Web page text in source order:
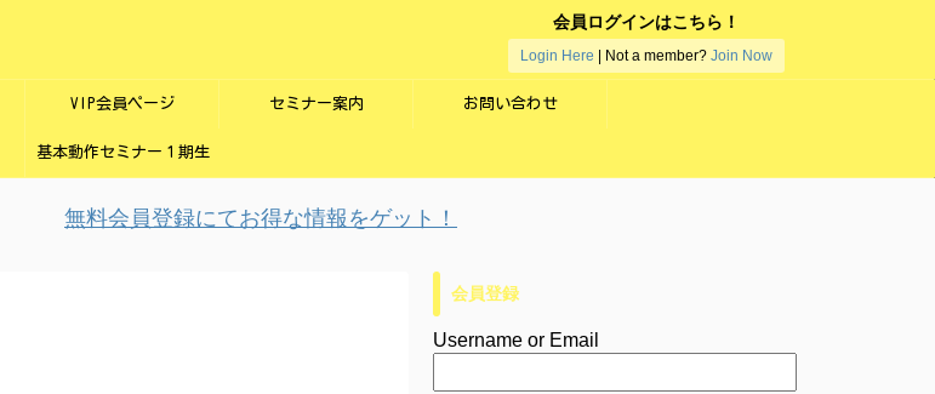
会員ログインはこちら！
Login Here | Not a member? Join Now
VIP会員ページ セミナー案内 お問い合わせ
基本動作セミナー１期生
無料会員登録にてお得な情報をゲット！
会員登録
Username or Email